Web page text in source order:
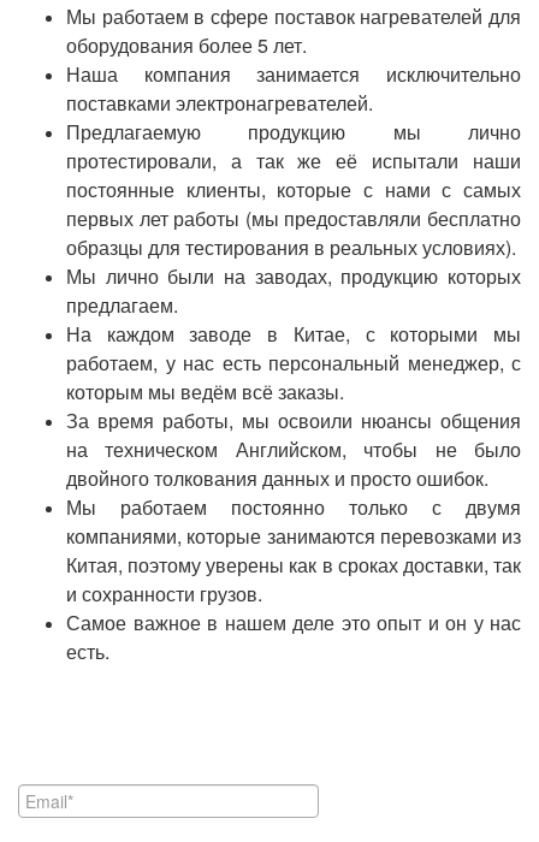
Мы работаем в сфере поставок нагревателей для
оборудования более 5 лет.
Наша компания занимается исключительно
поставками электронагревателей.
Предлагаемую продукцию мы лично
протестировали, а так же её испытали наши
постоянные клиенты, которые с нами с самых
первых лет работы (мы предоставляли бесплатно
образцы для тестирования в реальных условиях).
Мы лично были на заводах, продукцию которых
предлагаем.
На каждом заводе в Китае, с которыми мы
работаем, у нас есть персональный менеджер, с
которым мы ведём всё заказы.
За время работы, мы освоили нюансы общения
на техническом Английском, чтобы не было
двойного толкования данных и просто ошибок.
Мы работаем постоянно только с двумя
компаниями, которые занимаются перевозками из
Китая, поэтому уверены как в сроках доставки, так
и сохранности грузов.
Самое важное в нашем деле это опыт и он у нас
есть.